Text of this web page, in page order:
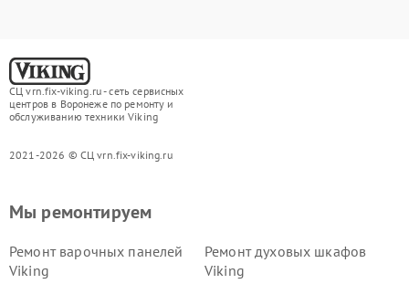
СЦ vrn.fix-viking.ru - сеть сервисных
центров в Воронеже по ремонту и
обслуживанию техники Viking
2021-2026 © СЦ vrn.fix-viking.ru
Мы ремонтируем
Ремонт варочных панелей
Viking
Ремонт духовых шкафов
Viking